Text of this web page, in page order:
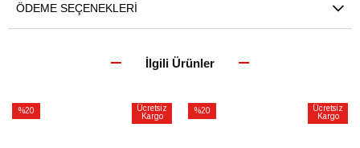
ÖDEME SEÇENEKLERI
İlgili Ürünler
%20
Ücretsiz
Kargo
%20
Ücretsiz
Kargo